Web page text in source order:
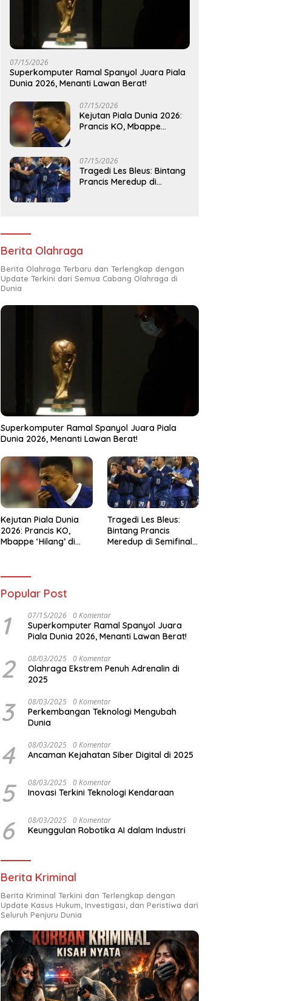
07/15/2026
Superkomputer Ramal Spanyol Juara Piala
Dunia 2026, Menanti Lawan Berat!
07/15/2026
Kejutan Piala Dunia 2026:
Prancis KO, Mbappe
07/15/2026
Tragedi Les Bleus: Bintang
Prancis Meredup di
Berita Olahraga
Berita Olahraga Terbaru dan Terlengkap dengan
Update Terkini dari Semua Cabang Olahraga di
Dunia
Superkomputer Ramal Spanyol Juara Piala
Dunia 2026, Menanti Lawan Berat!
Kejutan Piala Dunia
2026: Prancis KO,
Mbappe ‘Hilang’ di
Tragedi Les Bleus:
Bintang Prancis
Meredup di Semifinal
Popular Post
1 07/15/2026 0 Komentar
Superkomputer Ramal Spanyol Juara
Piala Dunia 2026, Menanti Lawan Berat!
2 08/03/2025 0 Komentar
Olahraga Ekstrem Penuh Adrenalin di
2025
3 08/03/2025 0 Komentar
Perkembangan Teknologi Mengubah
Dunia
4 08/03/2025 0 Komentar
Ancaman Kejahatan Siber Digital di 2025
5 08/03/2025 0 Komentar
Inovasi Terkini Teknologi Kendaraan
6 08/03/2025 0 Komentar
Keunggulan Robotika AI dalam Industri
Berita Kriminal
Berita Kriminal Terkini dan Terlengkap dengan
Update Kasus Hukum, Investigasi, dan Peristiwa dari
Seluruh Penjuru Dunia